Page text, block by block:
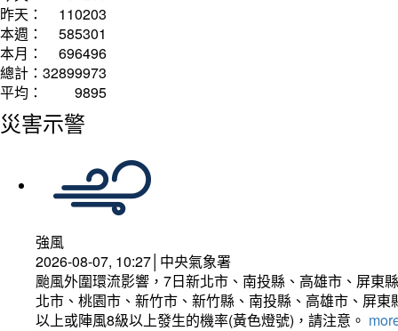
昨天：
110203
本週：
585301
本月：
696496
總計： 32899973
平均：
9895
災害示警
強風
2026-08-07, 10:27│中央氣象署
颱風外圍環流影響，7日新北市、南投縣、高雄市、屏東
北市、桃園市、新竹市、新竹縣、南投縣、高雄市、屏
以上或陣風8級以上發生的機率(黃色燈號)，請注意。